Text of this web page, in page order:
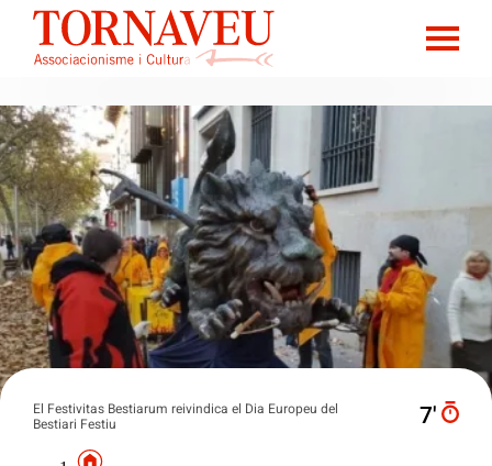
El Festivitas Bestiarum reivindica el Dia Europeu del
Bestiari Festiu
7′